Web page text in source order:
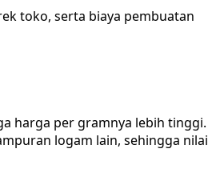
toko, serta biaya pembuatan
harga per gramnya lebih tinggi.
logam lain, sehingga nilai